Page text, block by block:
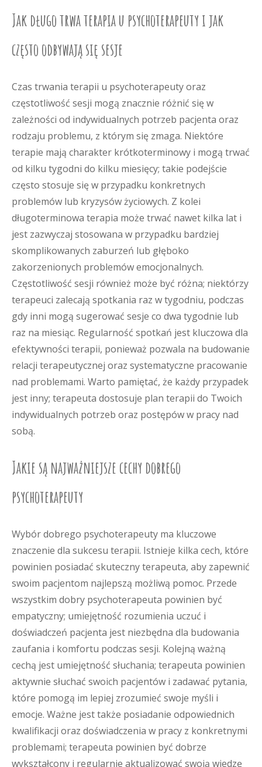
Jak długo trwa terapia u psychoterapeuty i jak
często odbywają się sesje
Czas trwania terapii u psychoterapeuty oraz
częstotliwość sesji mogą znacznie różnić się w
zależności od indywidualnych potrzeb pacjenta oraz
rodzaju problemu, z którym się zmaga. Niektóre
terapie mają charakter krótkoterminowy i mogą trwać
od kilku tygodni do kilku miesięcy; takie podejście
często stosuje się w przypadku konkretnych
problemów lub kryzysów życiowych. Z kolei
długoterminowa terapia może trwać nawet kilka lat i
jest zazwyczaj stosowana w przypadku bardziej
skomplikowanych zaburzeń lub głęboko
zakorzenionych problemów emocjonalnych.
Częstotliwość sesji również może być różna; niektórzy
terapeuci zalecają spotkania raz w tygodniu, podczas
gdy inni mogą sugerować sesje co dwa tygodnie lub
raz na miesiąc. Regularność spotkań jest kluczowa dla
efektywności terapii, ponieważ pozwala na budowanie
relacji terapeutycznej oraz systematyczne pracowanie
nad problemami. Warto pamiętać, że każdy przypadek
jest inny; terapeuta dostosuje plan terapii do Twoich
indywidualnych potrzeb oraz postępów w pracy nad
sobą.
Jakie są najważniejsze cechy dobrego
psychoterapeuty
Wybór dobrego psychoterapeuty ma kluczowe
znaczenie dla sukcesu terapii. Istnieje kilka cech, które
powinien posiadać skuteczny terapeuta, aby zapewnić
swoim pacjentom najlepszą możliwą pomoc. Przede
wszystkim dobry psychoterapeuta powinien być
empatyczny; umiejętność rozumienia uczuć i
doświadczeń pacjenta jest niezbędna dla budowania
zaufania i komfortu podczas sesji. Kolejną ważną
cechą jest umiejętność słuchania; terapeuta powinien
aktywnie słuchać swoich pacjentów i zadawać pytania,
które pomogą im lepiej zrozumieć swoje myśli i
emocje. Ważne jest także posiadanie odpowiednich
kwalifikacji oraz doświadczenia w pracy z konkretnymi
problemami; terapeuta powinien być dobrze
wykształcony i regularnie aktualizować swoją wiedzę